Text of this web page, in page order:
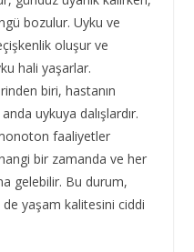
bozulur. Uyku ve
oluşur ve
hali yaşarlar.
biri, hastanın
uykuya dalışlardır.
faaliyetler
bir zamanda ve her
gelebilir. Bu durum,
yaşam kalitesini ciddi